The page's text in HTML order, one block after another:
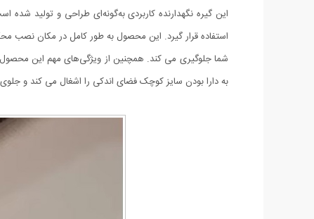
استفاده قرار گیرد. این محصول به طور کامل در مکان نصب
شما جلوگیری می کند. همچنین از ویژگی‌های مهم این محصول
‌به دارا بودن سایز کوچک فضای اندکی را اشغال می کند و جلوی